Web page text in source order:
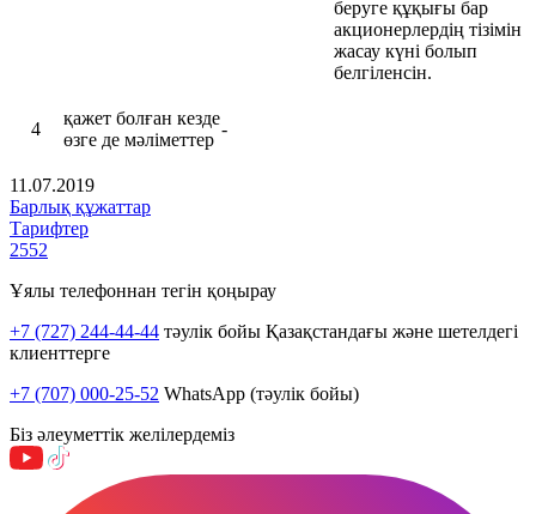
беруге құқығы бар
акционерлердің тізімін
жасау күні болып
белгіленсін.
4
қажет болған кезде
өзге де мәліметтер
-
11.07.2019
Барлық құжаттар
Тарифтер
2552
Ұялы телефоннан тегін қоңырау
+7 (727) 244-44-44 тәулік бойы Қазақстандағы және шетелдегі
клиенттерге
+7 (707) 000-25-52 WhatsApp (тәулік бойы)
Біз әлеуметтік желілердеміз